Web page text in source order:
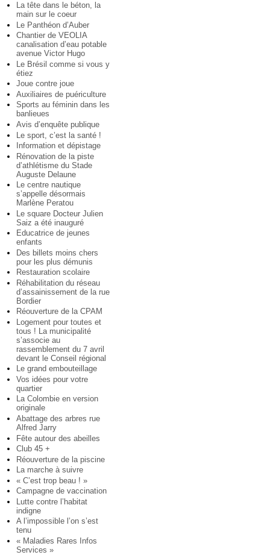
La tête dans le béton, la
main sur le coeur
Le Panthéon d’Auber
Chantier de VEOLIA
canalisation d’eau potable
avenue Victor Hugo
Le Brésil comme si vous y
étiez
Joue contre joue
Auxiliaires de puériculture
Sports au féminin dans les
banlieues
Avis d’enquête publique
Le sport, c’est la santé !
Information et dépistage
Rénovation de la piste
d’athlétisme du Stade
Auguste Delaune
Le centre nautique
s’appelle désormais
Marlène Peratou
Le square Docteur Julien
Saiz a été inauguré
Educatrice de jeunes
enfants
Des billets moins chers
pour les plus démunis
Restauration scolaire
Réhabilitation du réseau
d’assainissement de la rue
Bordier
Réouverture de la CPAM
Logement pour toutes et
tous ! La municipalité
s’associe au
rassemblement du 7 avril
devant le Conseil régional
Le grand embouteillage
Vos idées pour votre
quartier
La Colombie en version
originale
Abattage des arbres rue
Alfred Jarry
Fête autour des abeilles
Club 45 +
Réouverture de la piscine
La marche à suivre
« C’est trop beau ! »
Campagne de vaccination
Lutte contre l’habitat
indigne
A l’impossible l’on s’est
tenu
« Maladies Rares Infos
Services »